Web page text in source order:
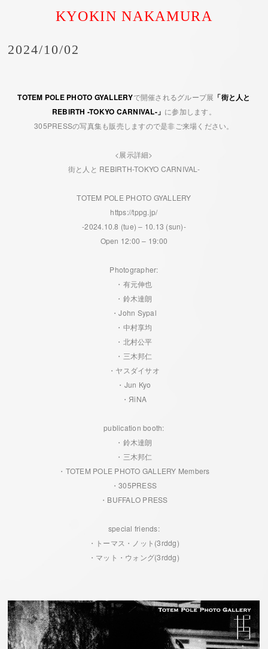
KYOKIN NAKAMURA
2024/10/02
TOTEM POLE PHOTO GYALLERYで開催されるグループ展 「街と人と
REBIRTH -TOKYO CARNIVAL-」 に参加します。
305PRESSの写真集も販売しますので是非ご来場ください。
<展示詳細>
街と人と REBIRTH-TOKYO CARNIVAL-
TOTEM POLE PHOTO GYALLERY
https://tppg.jp/
-2024.10.8 (tue) – 10.13 (sun)-
Open 12:00 – 19:00
Photographer:
・有元伸也
・鈴木達朗
・John Sypal
・中村享均
・北村公平
・三木邦仁
・ヤスダイサオ
・Jun Kyo
・ЯiNA
publication booth:
・鈴木達朗
・三木邦仁
・TOTEM POLE PHOTO GALLERY Members
・305PRESS
・BUFFALO PRESS
special friends:
・トーマス・ノット(3rddg)
・マット・ウォング(3rddg)